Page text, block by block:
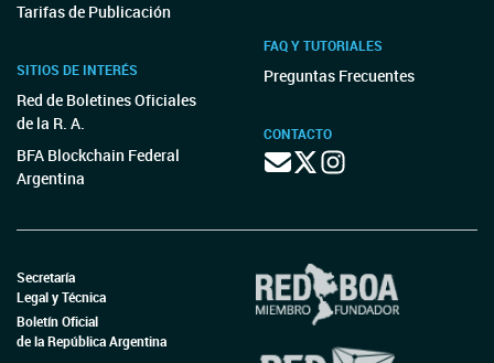
Tarifas de Publicación
SITIOS DE INTERÉS
Red de Boletines Oficiales
de la R. A.
BFA Blockchain Federal
Argentina
FAQ Y TUTORIALES
Preguntas Frecuentes
CONTACTO
Secretaría
Legal y Técnica
Boletín Oficial
de la República Argentina